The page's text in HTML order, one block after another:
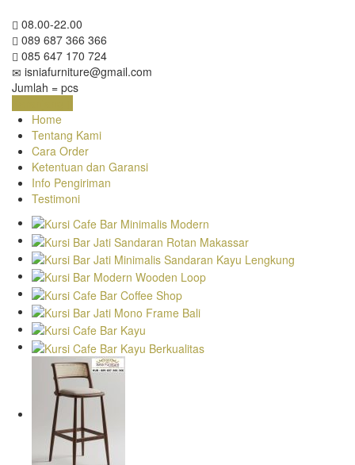
08.00-22.00
089 687 366 366
085 647 170 724
isniafurniture@gmail.com
Jumlah = pcs
Home
Tentang Kami
Cara Order
Ketentuan dan Garansi
Info Pengiriman
Testimoni